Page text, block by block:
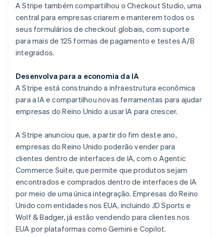
A Stripe também compartilhou o Checkout Studio, uma
central para empresas criarem e manterem todos os
seus formulários de checkout globais, com suporte
para mais de 125 formas de pagamento e testes A/B
integrados.
Desenvolva para a economia da IA
A Stripe está construindo a infraestrutura econômica
para a IA e compartilhou novas ferramentas para ajudar
empresas do Reino Unido a usar IA para crescer.
A Stripe anunciou que, a partir do fim deste ano,
empresas do Reino Unido poderão vender para
clientes dentro de interfaces de IA, com o Agentic
Commerce Suite, que permite que produtos sejam
encontrados e comprados dentro de interfaces de IA
por meio de uma única integração. Empresas do Reino
Unido com entidades nos EUA, incluindo JD Sports e
Wolf & Badger, já estão vendendo para clientes nos
EUA por plataformas como Gemini e Copilot.
Emirados Árabes Unidos
English
Eslováquia
English
Eslovênia
Espanha
EspañolEnglish
Estados Unidos
English Español简体中文
Estônia
Finlândia
English Svenska
França
FrançaisEnglish
Gibraltar
English
Grécia
English
Hungria
English
Índia